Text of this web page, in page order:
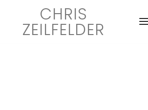
CHRIS
ZEILFELDER